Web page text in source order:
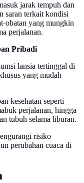
jarak tempuh dan
saran terkait kondisi
obatan yang mungkin
perjalanan.
Pribadi
lansia tertinggal di
yang mudah
kesehatan seperti
perjalanan, hingga
tubuh selama liburan.
risiko
perubahan cuaca di